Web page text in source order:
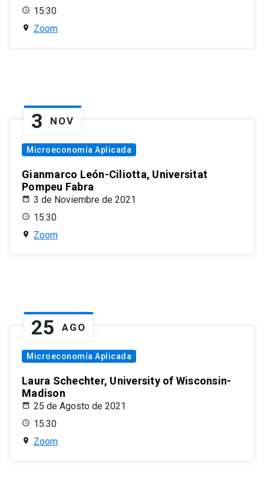
15:30
Zoom
3 NOV
Microeconomía Aplicada
Gianmarco León-Ciliotta, Universitat
Pompeu Fabra
3 de Noviembre de 2021
15:30
Zoom
25 AGO
Microeconomía Aplicada
Laura Schechter, University of Wisconsin-
Madison
25 de Agosto de 2021
15:30
Zoom